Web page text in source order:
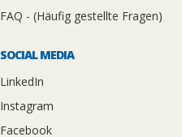
FAQ - (Häufig gestellte Fragen)
SOCIAL MEDIA
LinkedIn
Instagram
Facebook